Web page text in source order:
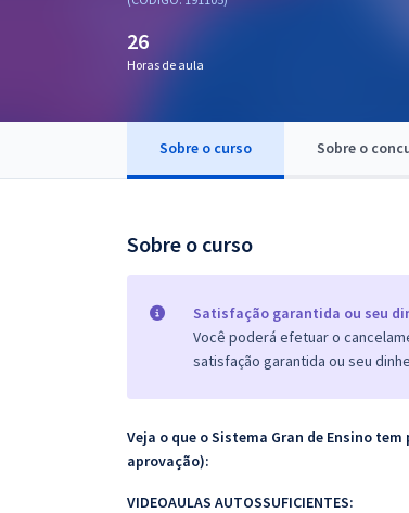
OAB
26
Horas de aula
Sobre o curso Sobre o
Sobre o curso
Satisfação garantida ou seu
Você poderá efetuar o
satisfação garantida ou seu
Veja o que o Sistema Gran de Ensino
aprovação):
VIDEOAULAS AUTOSSUFICIENTES: